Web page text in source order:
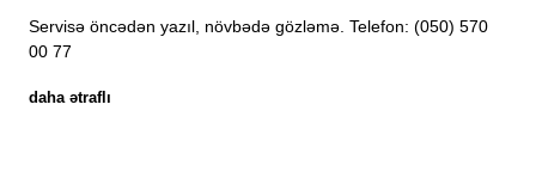
Servisə öncədən yazıl, növbədə gözləmə. Telefon: (050) 570
00 77
daha ətraflı